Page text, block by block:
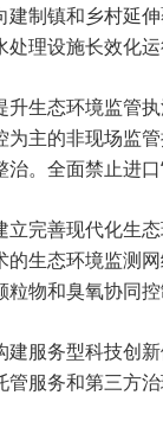
建制镇和乡村延
处理设施长效化
升生态环境监管
为主的非现场监
治。全面禁止进
立完善现代化生
的生态环境监测
粒物和臭氧协同
建服务型科技创
管服务和第三方